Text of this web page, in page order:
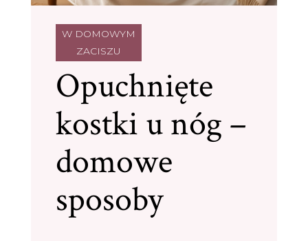
W DOMOWYM
ZACISZU
Opuchnięte
kostki u nóg –
domowe
sposoby